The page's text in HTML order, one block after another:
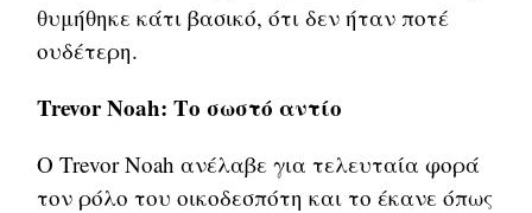
θυμήθηκε κάτι βασικό, ότι δεν ήταν ποτέ
ουδέτερη.
Trevor Noah: Το σωστό αντίο
Ο Trevor Noah ανέλαβε για τελευταία φορά
τον ρόλο του οικοδεσπότη και το έκανε όπως